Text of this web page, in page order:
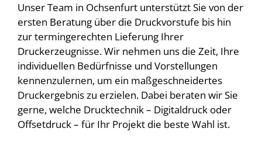
Unser Team in Ochsenfurt unterstützt Sie von der
ersten Beratung über die Druckvorstufe bis hin
zur termingerechten Lieferung Ihrer
Druckerzeugnisse. Wir nehmen uns die Zeit, Ihre
individuellen Bedürfnisse und Vorstellungen
kennenzulernen, um ein maßgeschneidertes
Druckergebnis zu erzielen. Dabei beraten wir Sie
gerne, welche Drucktechnik – Digitaldruck oder
Offsetdruck – für Ihr Projekt die beste Wahl ist.